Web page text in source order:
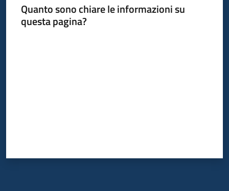
locali
Quanto sono chiare le informazioni su
questa pagina?